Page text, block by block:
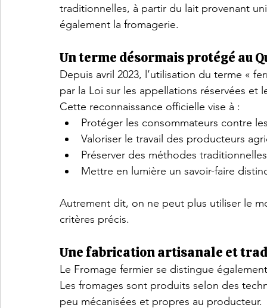
traditionnelles, à partir du lait provenant
également la fromagerie.
Un terme désormais protégé au
Depuis avril 2023, l’utilisation du terme «
par la Loi sur les appellations réservées et
Cette reconnaissance officielle vise à :
Protéger les consommateurs contre
Valoriser le travail des producteurs
Préserver des méthodes traditionnelles
Mettre en lumière un savoir-faire
Autrement dit, on ne peut plus utiliser le
critères précis.
Une fabrication artisanale et
Le Fromage fermier se distingue
Les fromages sont produits selon des
peu mécanisées et propres au producteur.